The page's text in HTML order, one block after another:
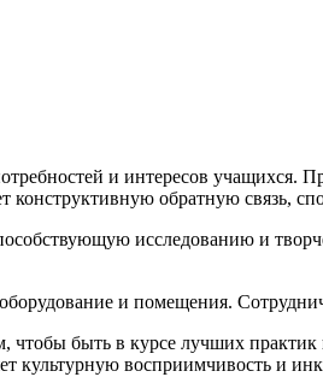
и интересов
обратную связь,
исследованию и
и помещения.
быть в курсе лучших
культурную восприимчивость и